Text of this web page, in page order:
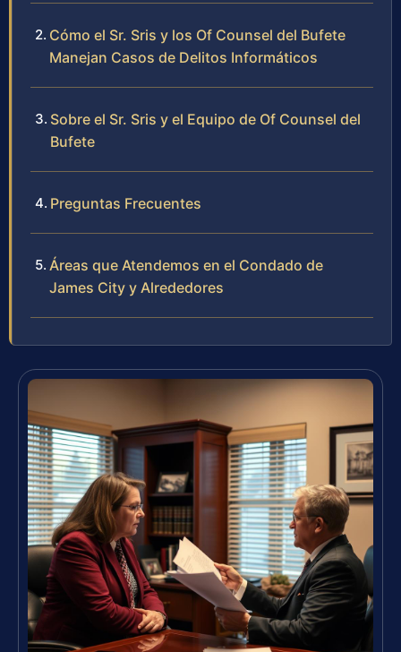
Cómo el Sr. Sris y los Of Counsel del Bufete
Manejan Casos de Delitos Informáticos
Sobre el Sr. Sris y el Equipo de Of Counsel del
Bufete
Preguntas Frecuentes
Áreas que Atendemos en el Condado de
James City y Alrededores